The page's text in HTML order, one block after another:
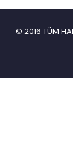
© 2016 TÜM